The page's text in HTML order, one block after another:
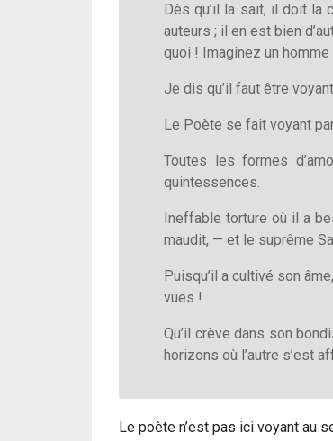
Dès qu’il la sait, il doit la
auteurs ; il en est bien
quoi ! Imaginez un
Je dis qu’il faut être
Le Poète se fait voyant
Toutes les formes
quintessences.
Ineffable torture où il a
maudit, — et le suprême
Puisqu’il a cultivé son
vues !
Qu’il crève dans son
horizons où l’autre s’est
Le poète n’est pas ici voyant au